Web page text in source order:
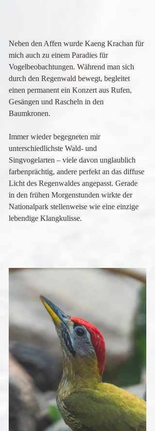
Neben den Affen wurde Kaeng Krachan für
mich auch zu einem Paradies für
Vogelbeobachtungen. Während man sich
durch den Regenwald bewegt, begleitet
einen permanent ein Konzert aus Rufen,
Gesängen und Rascheln in den
Baumkronen.
Immer wieder begegneten mir
unterschiedlichste Wald- und
Singvogelarten – viele davon unglaublich
farbenprächtig, andere perfekt an das diffuse
Licht des Regenwaldes angepasst. Gerade
in den frühen Morgenstunden wirkte der
Nationalpark stellenweise wie eine einzige
lebendige Klangkulisse.